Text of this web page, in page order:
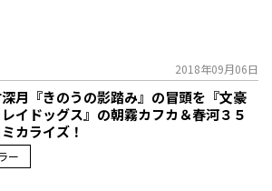
2018年09月06日
月『きのうの影踏み』の冒頭を『文豪
イドッグス』の朝霧カフカ＆春河３５
カライズ！
ー